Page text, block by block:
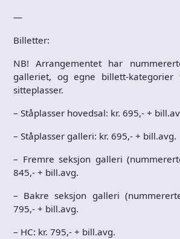
—
Billetter:
NB! Arrangementet har
galleriet, og egne billett-kategorier
sitteplasser.
– Ståplasser hovedsal: kr. 695,- +
– Ståplasser galleri: kr. 695,- + bill.avg.
– Fremre seksjon galleri
845,- + bill.avg.
– Bakre seksjon galleri
795,- + bill.avg.
– HC: kr. 795,- + bill.avg.